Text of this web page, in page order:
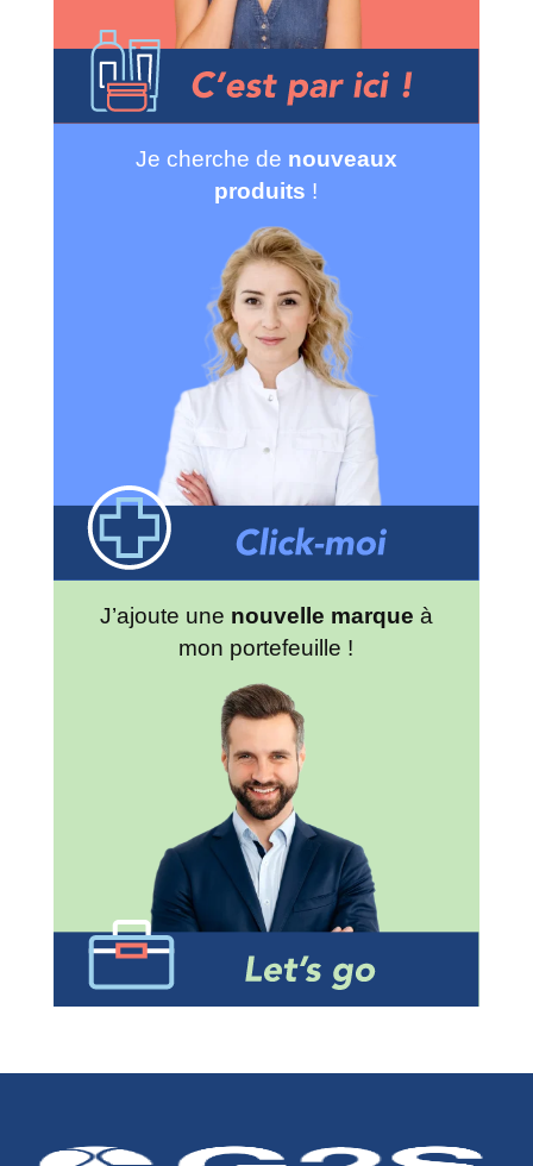
Je cherche de nouveaux
produits !
J’ajoute une nouvelle marque à
mon portefeuille !